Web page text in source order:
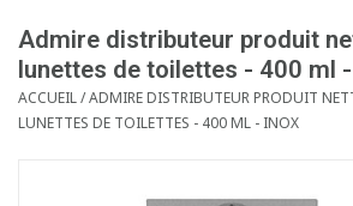
Service client
Blog
Admire distributeur produit
lunettes de toilettes - 400 ml -
ACCUEIL/ADMIRE DISTRIBUTEUR PRODUIT
LUNETTES DE TOILETTES - 400 ML - INOX